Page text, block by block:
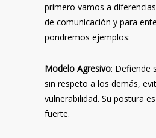
primero vamos a
de comunicación y para
pondremos ejemplos:
Modelo Agresivo: Defiende
sin respeto a los demás,
vulnerabilidad. Su postura
fuerte.